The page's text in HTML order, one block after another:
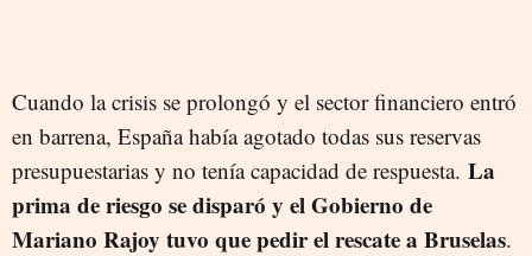
Cuando la crisis se prolongó y el sector financiero entró
en barrena, España había agotado todas sus reservas
presupuestarias y no tenía capacidad de respuesta. La
prima de riesgo se disparó y el Gobierno de
Mariano Rajoy tuvo que pedir el rescate a Bruselas.